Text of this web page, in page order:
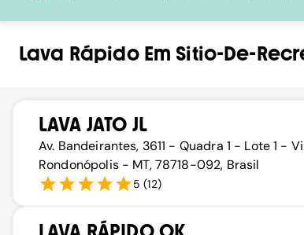
Lava RápidoEm Sitio-De-
LAVA JATO JL
Av. Bandeirantes, 3611 - Quadra 1 - Lote 1 -
Rondonópolis - MT, 78718-092, Brasil
5 (12)